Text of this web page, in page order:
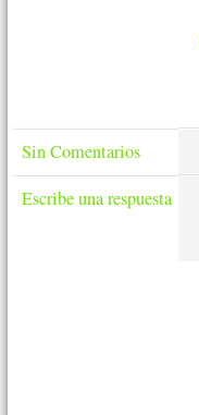
Sin Comentarios
Escribe una respuesta